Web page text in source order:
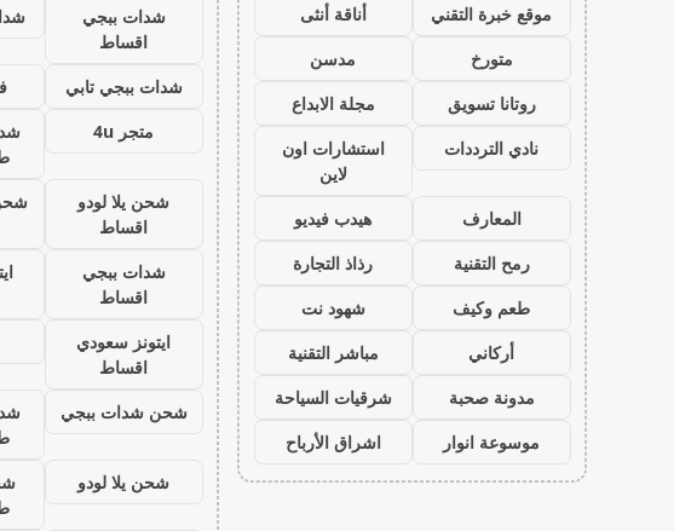
موقع خبرة التقني
أناقة أنثى
متورخ
مدسن
روتانا تسويق
مجلة الابداع
نادي الترددات
استشارات اون
لاين
المعارف
هيدب فيديو
رمح التقنية
رذاذ التجارة
طعم وكيف
شهود نت
أركاني
مباشر التقنية
مدونة صحبة
شرقيات السياحة
موسوعة انوار
اشراق الأرباح
شدات ببجي
اقساط
شدات ببجي تابي
متجر 4u
شحن يلا لودو
اقساط
شدات ببجي
اقساط
ايتونز سعودي
اقساط
شحن شدات ببجي
شحن يلا لودو